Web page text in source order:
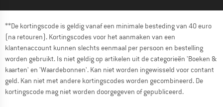
**De kortingscode is geldig vanaf een minimale besteding van 40 euro
(na retouren). Kortingscodes voor het aanmaken van een
klantenaccount kunnen slechts eenmaal per persoon en bestelling
worden gebruikt. Is niet geldig op artikelen uit de categorieën 'Boeken &
kaarten' en 'Waardebonnen'. Kan niet worden ingewisseld voor contant
geld. Kan niet met andere kortingscodes worden gecombineerd. De
kortingscode mag niet worden doorgegeven of gepubliceerd.